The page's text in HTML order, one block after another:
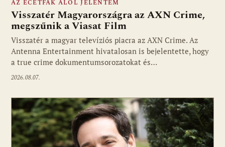
Fotó: media1.hu
AZ ECETFÁK ALÓL JELENTEM
Visszatér Magyarországra az AXN Crime,
megszűnik a Viasat Film
Visszatér a magyar televíziós piacra az AXN Crime. Az
Antenna Entertainment hivatalosan is bejelentette, hogy
a true crime dokumentumsorozatokat és…
2026.08.07.